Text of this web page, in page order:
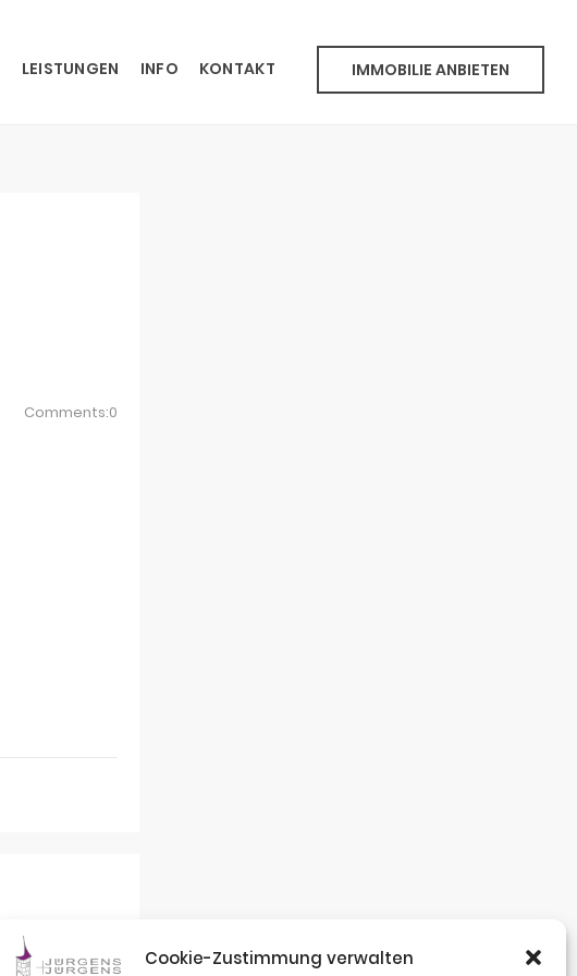
Cookie-Zustimmung verwalten
IMMOBILIE ANBIETEN
LEISTUNGEN INFO KONTAKT
Comments:0